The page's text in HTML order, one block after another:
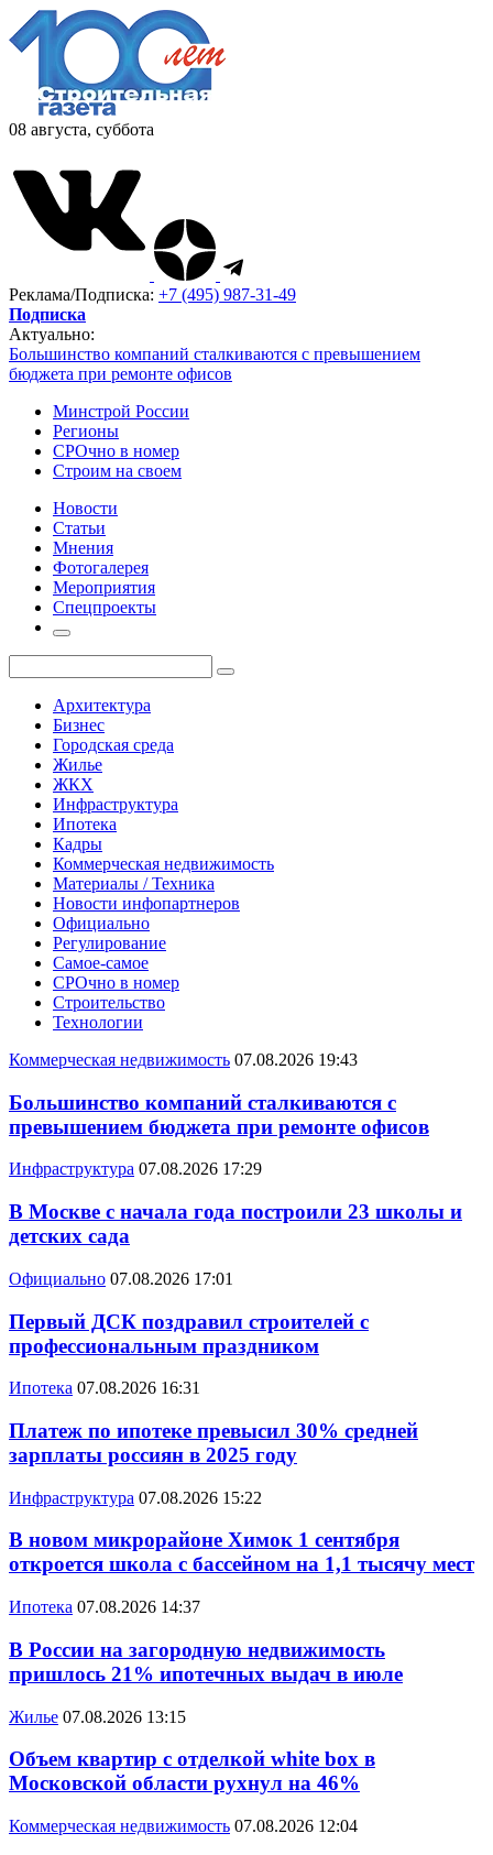
08 августа, суббота
Реклама/Подписка: +7 (495) 987-31-49
Подписка
Актуально:
Большинство компаний сталкиваются с превышением
бюджета при ремонте офисов
Минстрой России
Регионы
СРОчно в номер
Строим на своем
Новости
Статьи
Мнения
Фотогалерея
Мероприятия
Спецпроекты
Архитектура
Бизнес
Городская среда
Жилье
ЖКХ
Инфраструктура
Ипотека
Кадры
Коммерческая недвижимость
Материалы / Техника
Новости инфопартнеров
Официально
Регулирование
Самое-самое
СРОчно в номер
Строительство
Технологии
Коммерческая недвижимость 07.08.2026 19:43
Большинство компаний сталкиваются с
превышением бюджета при ремонте офисов
Инфраструктура 07.08.2026 17:29
В Москве с начала года построили 23 школы и
детских сада
Официально 07.08.2026 17:01
Первый ДСК поздравил строителей с
профессиональным праздником
Ипотека 07.08.2026 16:31
Платеж по ипотеке превысил 30% средней
зарплаты россиян в 2025 году
Инфраструктура 07.08.2026 15:22
В новом микрорайоне Химок 1 сентября
откроется школа с бассейном на 1,1 тысячу мест
Ипотека 07.08.2026 14:37
В России на загородную недвижимость
пришлось 21% ипотечных выдач в июле
Жилье 07.08.2026 13:15
Объем квартир с отделкой white box в
Московской области рухнул на 46%
Коммерческая недвижимость 07.08.2026 12:04